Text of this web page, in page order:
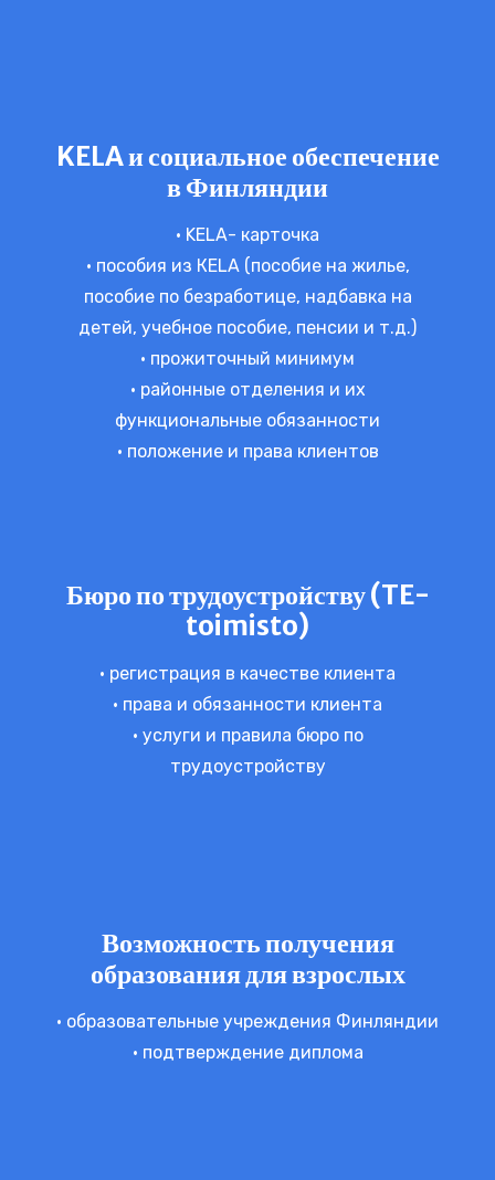
KELA и социальное обеспечение
в Финляндии
• KELA- карточка
• пособия из КELA (пособие на жилье,
пособие по безработице, надбавка на
детей, учебное пособие, пенсии и т.д.)
• прожиточный минимум
• районные отделения и их
функциональные обязанности
• положение и права клиентов
Бюро по трудоустройству (TE-
toimisto)
• регистрация в качестве клиента
• права и обязанности клиента
• услуги и правила бюро по
трудоустройству
Возможность получения
образования для взрослых
• образовательные учреждения Финляндии
• подтверждение диплома